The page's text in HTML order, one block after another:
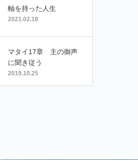
軸を持った人生
2021.02.18
マタイ17章 主の御声
に聞き従う
2019.10.25